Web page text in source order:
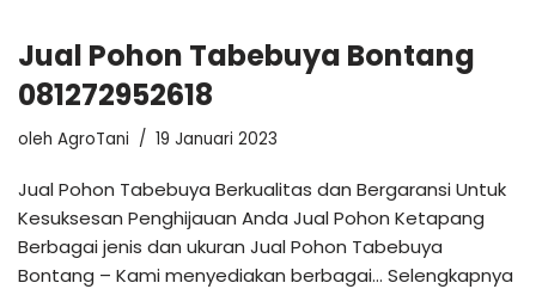
Jual Pohon Tabebuya Bontang
081272952618
oleh AgroTani 19 Januari 2023
Jual Pohon Tabebuya Berkualitas dan Bergaransi Untuk
Kesuksesan Penghijauan Anda Jual Pohon Ketapang
Berbagai jenis dan ukuran Jual Pohon Tabebuya
Bontang – Kami menyediakan berbagai… Selengkapnya